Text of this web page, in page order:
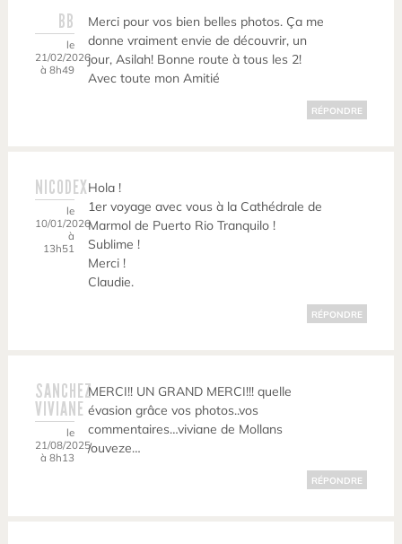
BB
le
21/02/2026
à 8h49
Merci pour vos bien belles photos. Ça me
donne vraiment envie de découvrir, un
jour, Asilah! Bonne route à tous les 2!
Avec toute mon Amitié
RÉPONDRE
NICODEX
le
10/01/2026
à
13h51
Hola !
1er voyage avec vous à la Cathédrale de
Marmol de Puerto Rio Tranquilo !
Sublime !
Merci !
Claudie.
RÉPONDRE
SANCHEZ
VIVIANE
le
21/08/2025
à 8h13
MERCI!! UN GRAND MERCI!!! quelle
évasion grâce vos photos..vos
commentaires…viviane de Mollans
/ouveze…
RÉPONDRE